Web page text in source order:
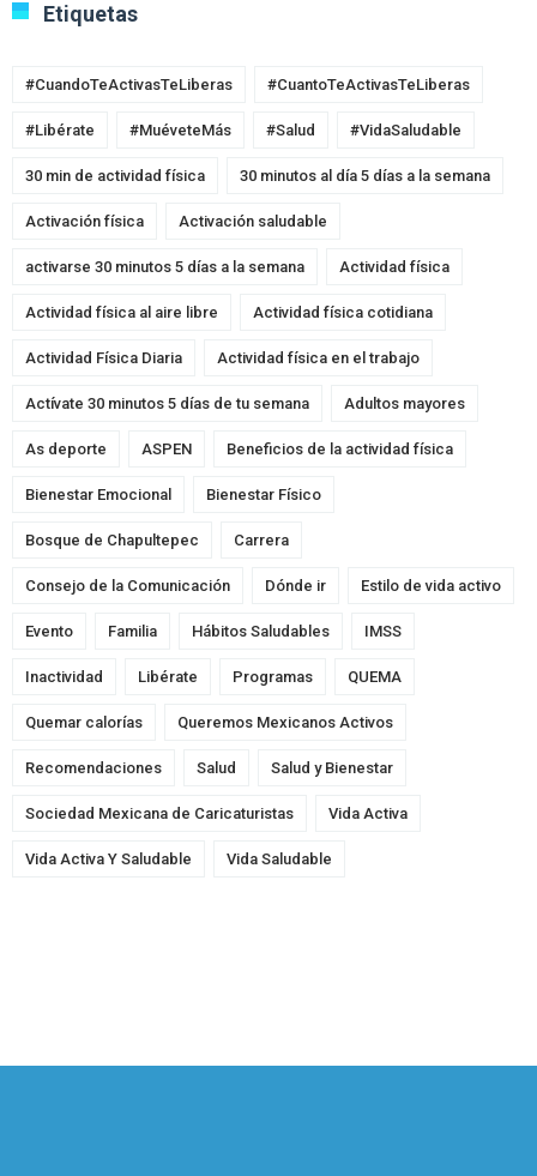
Etiquetas
#CuandoTeActivasTeLiberas #CuantoTeActivasTeLiberas
#Libérate #MuéveteMás #Salud #VidaSaludable
30 min de actividad física 30 minutos al día 5 días a la semana
Activación física Activación saludable
activarse 30 minutos 5 días a la semana Actividad física
Actividad física al aire libre Actividad física cotidiana
Actividad Física Diaria Actividad física en el trabajo
Actívate 30 minutos 5 días de tu semana Adultos mayores
As deporte ASPEN Beneficios de la actividad física
Bienestar Emocional Bienestar Físico
Bosque de Chapultepec Carrera
Consejo de la Comunicación Dónde ir Estilo de vida activo
Evento Familia Hábitos Saludables IMSS
Inactividad Libérate Programas QUEMA
Quemar calorías Queremos Mexicanos Activos
Recomendaciones Salud Salud y Bienestar
Sociedad Mexicana de Caricaturistas Vida Activa
Vida Activa Y Saludable Vida Saludable